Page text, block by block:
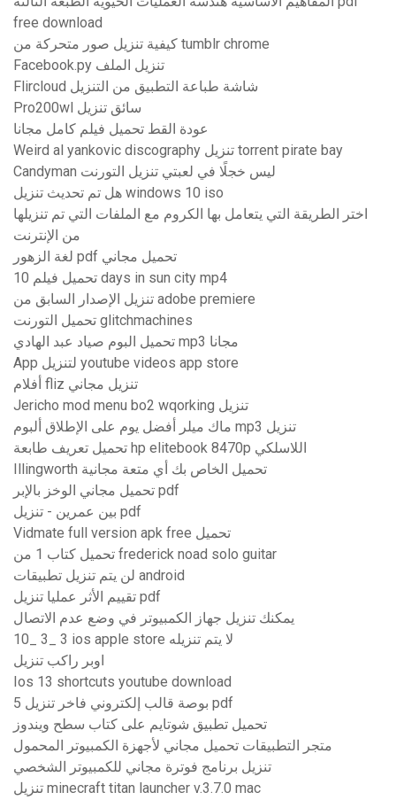
free download
كيفية تنزيل صور متحركة من tumblr chrome
Facebook.py تنزيل الملف
Flircloud شاشة طباعة التطبيق من التنزيل
Pro200wl سائق تنزيل
عودة القط تحميل فيلم كامل مجانا
Weird al yankovic discography تنزيل torrent pirate bay
Candyman ليس خجلًا في لعبتي تنزيل التورنت
هل تم تحديث تنزيل windows 10 iso
اختر الطريقة التي يتعامل بها الكروم مع الملفات التي تم تنزيلها
من الإنترنت
لغة الزهور pdf تحميل مجاني
تحميل فيلم 10 days in sun city mp4
تنزيل الإصدار السابق من adobe premiere
تحميل التورنت glitchmachines
تحميل البوم صياد عبد الهادي mp3 مجانا
App لتنزيل youtube videos app store
أفلام fliz تنزيل مجاني
Jericho mod menu bo2 wqorking تنزيل
ماك ميلر أفضل يوم على الإطلاق ألبوم mp3 تنزيل
تحميل تعريف طابعة hp elitebook 8470p اللاسلكي
Illingworth تحميل الخاص بك أي متعة مجانية
تحميل مجاني الوخز بالإبر pdf
بين عمرين - تنزيل pdf
Vidmate full version apk free تحميل
تحميل كتاب 1 من frederick noad solo guitar
لن يتم تنزيل تطبيقات android
تقييم الأثر عمليا تنزيل pdf
يمكنك تنزيل جهاز الكمبيوتر في وضع عدم الاتصال
10_ 3_ 3 ios apple store لا يتم تنزيله
اوبر راكب تنزيل
Ios 13 shortcuts youtube download
5 بوصة قالب إلكتروني فاخر تنزيل pdf
تحميل تطبيق شوتايم على كتاب سطح ويندوز
متجر التطبيقات تحميل مجاني لأجهزة الكمبيوتر المحمول
تنزيل برنامج فوترة مجاني للكمبيوتر الشخصي
تنزيل minecraft titan launcher v.3.7.0 mac